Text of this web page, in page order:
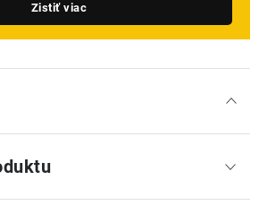
Zistiť viac